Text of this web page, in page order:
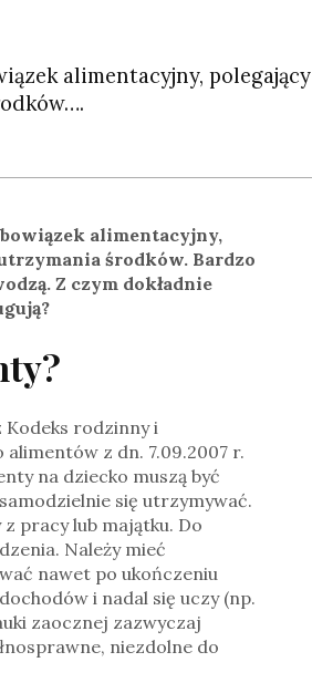
alimentacyjny, polegający
alimentacyjny,
środków. Bardzo
Z czym dokładnie
Kodeks rodzinny i
z dn. 7.09.2007 r.
na dziecko muszą być
się utrzymywać.
pracy lub majątku. Do
Należy mieć
nawet po ukończeniu
i nadal się uczy (np.
zaocznej zazwyczaj
niezdolne do